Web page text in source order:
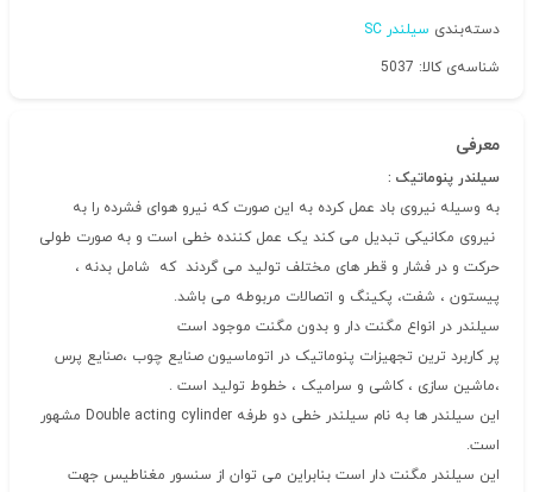
دسته‌بندی سیلندر SC
شناسه‌ی کالا: 5037
معرفی
سیلندر پنوماتیک :
به وسیله نیروی باد عمل کرده به این صورت که نیرو هوای فشرده را به
نیروی مکانیکی تبدیل می کند یک عمل کننده خطی است و به صورت طولی
حرکت و در فشار و قطر های مختلف تولید می گردند که شامل بدنه ،
پیستون ، شفت، پکینگ و اتصالات مربوطه می باشد.
سیلندر در انواع مگنت دار و بدون مگنت موجود است
پر کاربرد ترین تجهیزات پنوماتیک در اتوماسیون صنایع چوب ،صنایع پرس
،ماشین سازی ، کاشی و سرامیک ، خطوط تولید است .
این سیلندر ها به نام سیلندر خطی دو طرفه Double acting cylinder مشهور
است.
این سیلندر مگنت دار است بنابراین می توان از سنسور مغناطیس جهت